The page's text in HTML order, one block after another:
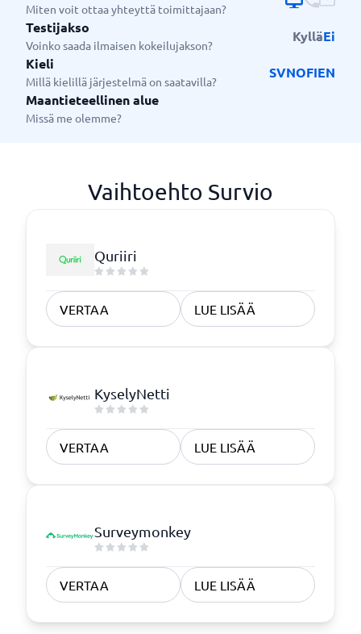
Miten voit ottaa yhteyttä toimittajaan?
Testijakso
Voinko saada ilmaisen kokeilujakson?
KylläEi
Kieli
Millä kielillä järjestelmä on saatavilla?
SVNOFIEN
Maantieteellinen alue
Missä me olemme?
Vaihtoehto Survio
Quriiri
VERTAA LUE LISÄÄ
KyselyNetti
VERTAA LUE LISÄÄ
Surveymonkey
VERTAA LUE LISÄÄ